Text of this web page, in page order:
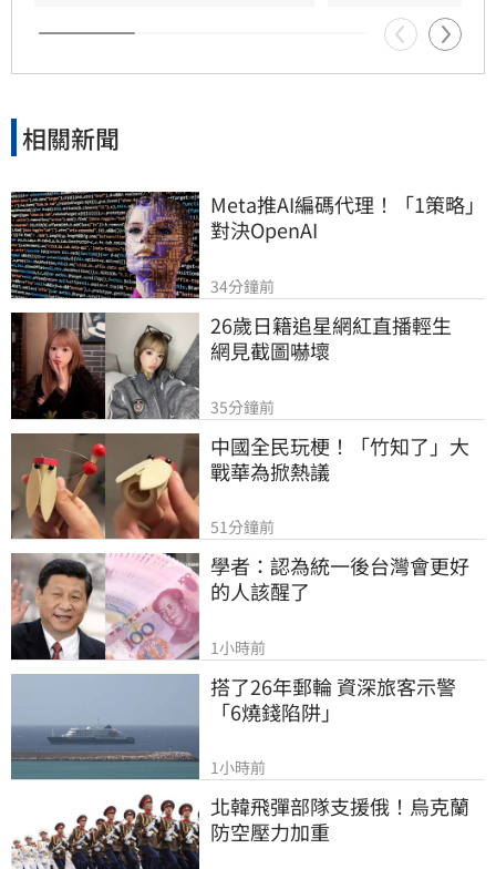
相關新聞
Meta推AI編碼代理！「1策略」
對決OpenAI
34分鐘前
26歲日籍追星網紅直播輕生
網見截圖嚇壞
35分鐘前
中國全民玩梗！「竹知了」大
戰華為掀熱議
51分鐘前
學者：認為統一後台灣會更好
的人該醒了
1小時前
搭了26年郵輪 資深旅客示警
「6燒錢陷阱」
1小時前
北韓飛彈部隊支援俄！烏克蘭
防空壓力加重